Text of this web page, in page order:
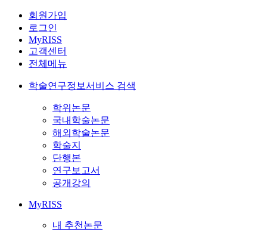
회원가입
로그인
MyRISS
고객센터
전체메뉴
학술연구정보서비스 검색
학위논문
국내학술논문
해외학술논문
학술지
단행본
연구보고서
공개강의
MyRISS
내 추천논문